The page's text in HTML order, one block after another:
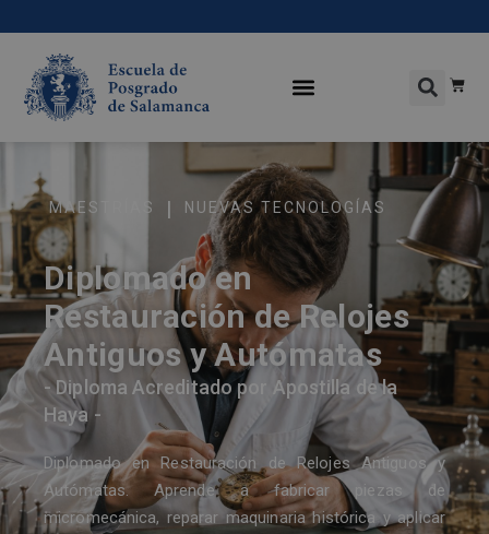
MAESTRÍAS | NUEVAS TECNOLOGÍAS
Diplomado en
Restauración de Relojes
Antiguos y Autómatas
- Diploma Acreditado por Apostilla de la
Haya -
Diplomado en Restauración de Relojes Antiguos y
Autómatas. Aprende a fabricar piezas de
micromecánica, reparar maquinaria histórica y aplicar